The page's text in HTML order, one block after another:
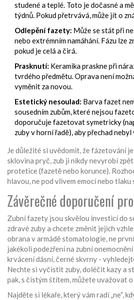
studené a teplé. Toto je dočasné a
týdnů. Pokud přetrvává, může jít o
Odlepění fazety: Může se stát při
nebo extrémním namáhání. Fázu lze
pokud je celá a čirá.
Prasknutí: Keramika praskne při
tvrdého předmětu. Oprava není
vyměnit za novou.
Estetický nesoulad: Barva fazet
sousedním zubům, které nejsou
doporučuje fazetovat symetricky
zuby v horní řadě), aby přechad
Je důležité si uvědomit, že fázetování
sklovina pryč, zub ji nikdy nevyrobí
protetice (fazetě nebo korunce).
hlavou, ne pod vlivem emocí nebo
Závěrečné doporučení
Zubní fazety jsou skvělou investicí do
zdravé zuby a chcete změnit jejich
obrana v armádě stomatologie, ne
jakékoli podezření na zubní
krvácení dásní, černé skvrny -
Nechte si vyčistit zuby, doléčit kazy a
pak, s čistým štítem, můžete uvažovat
Najděte si lékaře, který vám radí „ne“,